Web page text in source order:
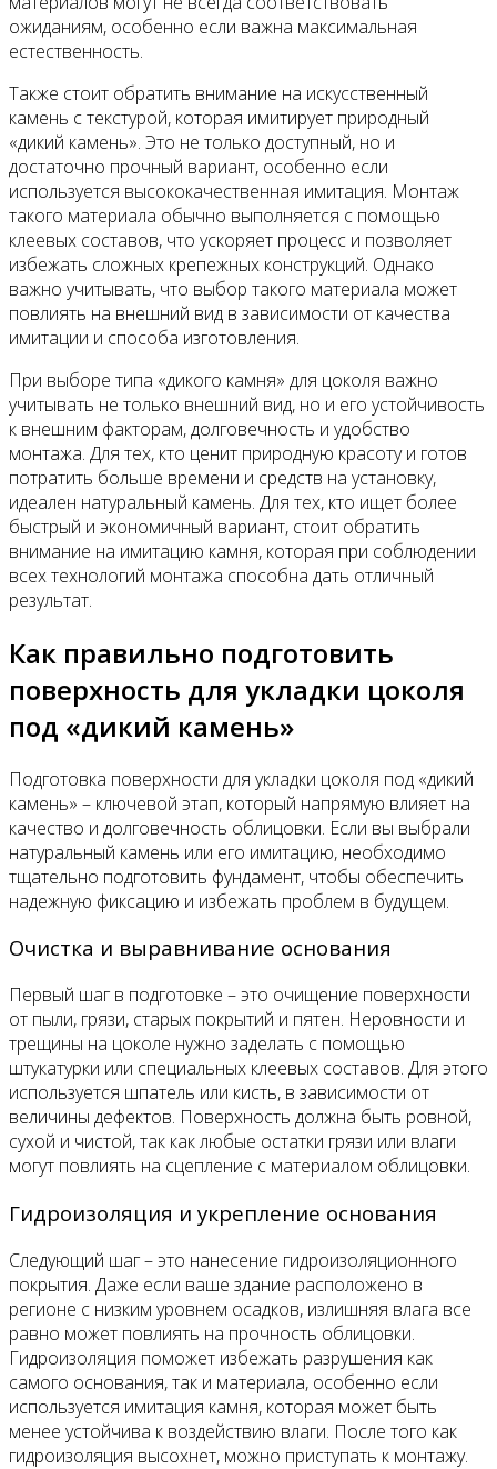
ожиданиям, особенно если важна максимальная
естественность.
Также стоит обратить внимание на искусственный
камень с текстурой, которая имитирует природный
«дикий камень». Это не только доступный, но и
достаточно прочный вариант, особенно если
используется высококачественная имитация. Монтаж
такого материала обычно выполняется с помощью
клеевых составов, что ускоряет процесс и позволяет
избежать сложных крепежных конструкций. Однако
важно учитывать, что выбор такого материала может
повлиять на внешний вид в зависимости от качества
имитации и способа изготовления.
При выборе типа «дикого камня» для цоколя важно
учитывать не только внешний вид, но и его устойчивость
к внешним факторам, долговечность и удобство
монтажа. Для тех, кто ценит природную красоту и готов
потратить больше времени и средств на установку,
идеален натуральный камень. Для тех, кто ищет более
быстрый и экономичный вариант, стоит обратить
внимание на имитацию камня, которая при соблюдении
всех технологий монтажа способна дать отличный
результат.
Как правильно подготовить
поверхность для укладки цоколя
под «дикий камень»
Подготовка поверхности для укладки цоколя под «дикий
камень» – ключевой этап, который напрямую влияет на
качество и долговечность облицовки. Если вы выбрали
натуральный камень или его имитацию, необходимо
тщательно подготовить фундамент, чтобы обеспечить
надежную фиксацию и избежать проблем в будущем.
Очистка и выравнивание основания
Первый шаг в подготовке – это очищение поверхности
от пыли, грязи, старых покрытий и пятен. Неровности и
трещины на цоколе нужно заделать с помощью
штукатурки или специальных клеевых составов. Для этого
используется шпатель или кисть, в зависимости от
величины дефектов. Поверхность должна быть ровной,
сухой и чистой, так как любые остатки грязи или влаги
могут повлиять на сцепление с материалом облицовки.
Гидроизоляция и укрепление основания
Следующий шаг – это нанесение гидроизоляционного
покрытия. Даже если ваше здание расположено в
регионе с низким уровнем осадков, излишняя влага все
равно может повлиять на прочность облицовки.
Гидроизоляция поможет избежать разрушения как
самого основания, так и материала, особенно если
используется имитация камня, которая может быть
менее устойчива к воздействию влаги. После того как
гидроизоляция высохнет, можно приступать к монтажу.